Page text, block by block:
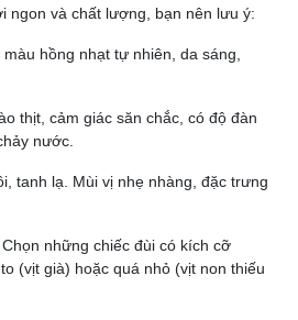
ngon và chất lượng, bạn nên lưu ý:
hồng nhạt tự nhiên, da sáng,
thịt, cảm giác săn chắc, có độ đàn
nước.
tanh lạ. Mùi vị nhẹ nhàng, đặc trưng
Chọn những chiếc đùi có kích cỡ
(vịt già) hoặc quá nhỏ (vịt non thiếu